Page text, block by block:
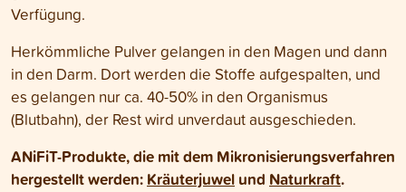
Verfügung.
Herkömmliche Pulver gelangen in den Magen und dann
in den Darm. Dort werden die Stoffe aufgespalten, und
es gelangen nur ca. 40-50% in den Organismus
(Blutbahn), der Rest wird unverdaut ausgeschieden.
ANiFiT-Produkte, die mit dem Mikronisierungsverfahren
hergestellt werden: Kräuterjuwel und Naturkraft.